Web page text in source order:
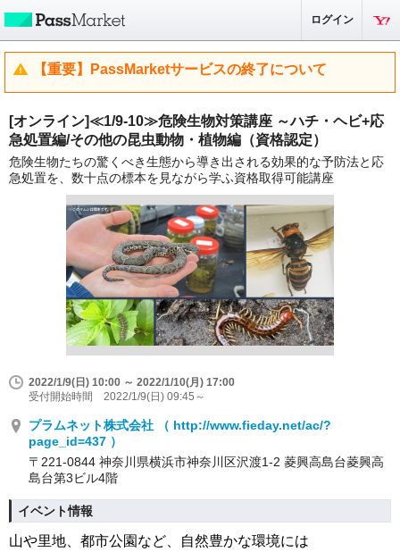
ログイン
【重要】PassMarketサービスの終了について
[オンライン]≪1/9-10≫危険生物対策講座 ～ハチ・ヘビ+応
急処置編/その他の昆虫動物・植物編（資格認定）
危険生物たちの驚くべき生態から導き出される効果的な予防法と応
急処置を、数十点の標本を見ながら学ふ資格取得可能講座
2022/1/9(日) 10:00 ～ 2022/1/10(月) 17:00
受付開始時間 2022/1/9(日) 09:45～
プラムネット株式会社 （ http://www.fieday.net/ac/?
page_id=437 ）
〒221-0844 神奈川県横浜市神奈川区沢渡1-2 菱興高島台菱興高
島台第3ビル4階
イベント情報
山や里地、都市公園など、自然豊かな環境には